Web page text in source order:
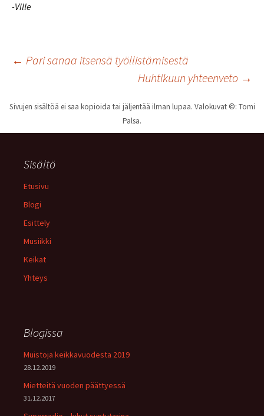
-Ville
Artikkelien
← Pari sanaa itsensä työllistämisestä
Huhtikuun yhteenveto →
Sivujen sisältöä ei saa kopioida tai jäljentää ilman lupaa. Valokuvat ©: Tomi
Palsa.
Sisältö
Etusivu
Blogi
Esittely
Musiikki
Keikat
Yhteys
Blogissa
Muistoja keikkavuodesta 2019
28.12.2019
Mietteitä vuoden päättyessä
31.12.2017